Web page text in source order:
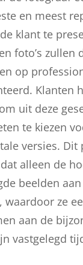
en meest
klant te
foto’s zullen
op
Klanten
uit deze
te kiezen
versies. Dit
alleen de
beelden
waardoor ze
aan de
vastgelegd